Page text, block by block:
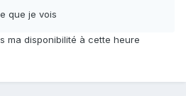
que je vois
ma disponibilité à cette heure